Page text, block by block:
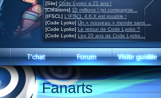
[Site] Code Lyoko a 21 ans !
[Créations] 10 millions ! (et compagnie...
[IFSCL] L'IFSCL 4.6.X est jouable !
[Code Lyoko] Un « nouveau » monde sans ...
[Code Lyoko] Le retour de Code Lyoko ?
[Code Lyoko] Les 20 ans de Code Lyoko...
Fanarts